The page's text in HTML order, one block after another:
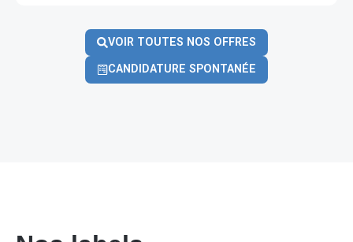
VOIR TOUTES NOS OFFRES
CANDIDATURE SPONTANÉE